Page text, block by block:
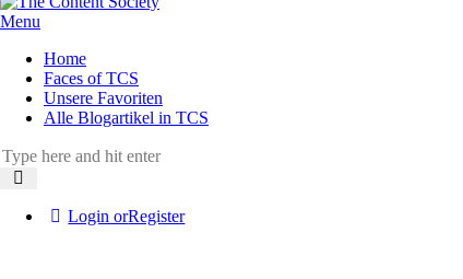
Menu
Home
Faces of TCS
Unsere Favoriten
Alle Blogartikel in TCS
Login orRegister